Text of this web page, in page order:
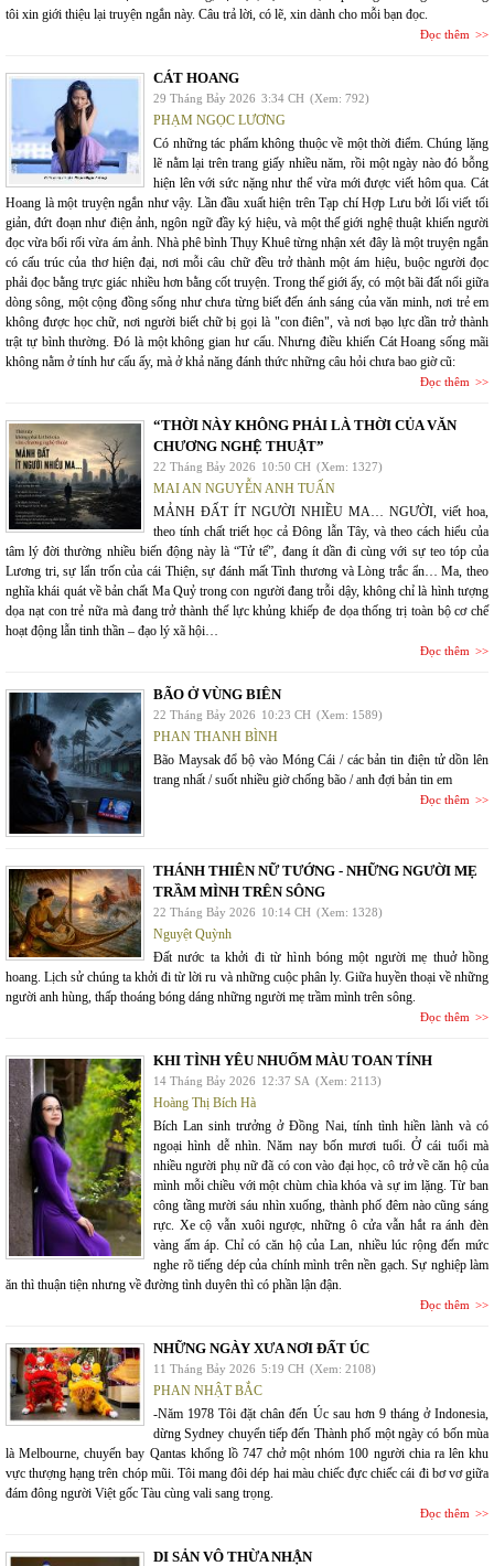
tôi xin giới thiệu lại truyện ngắn này. Câu trả lời, có lẽ, xin dành cho mỗi bạn đọc.
Đọc thêm
CÁT HOANG
29 Tháng Bảy 2026 3:34 CH (Xem: 792)
PHẠM NGỌC LƯƠNG
Có những tác phẩm không thuộc về một thời điểm. Chúng lặng
lẽ nằm lại trên trang giấy nhiều năm, rồi một ngày nào đó bỗng
hiện lên với sức nặng như thể vừa mới được viết hôm qua. Cát
Hoang là một truyện ngắn như vậy. Lần đầu xuất hiện trên Tạp chí Hợp Lưu bởi lối viết tối
giản, đứt đoạn như điện ảnh, ngôn ngữ đầy ký hiệu, và một thế giới nghệ thuật khiến người
đọc vừa bối rối vừa ám ảnh. Nhà phê bình Thụy Khuê từng nhận xét đây là một truyện ngắn
có cấu trúc của thơ hiện đại, nơi mỗi câu chữ đều trở thành một ám hiệu, buộc người đọc
phải đọc bằng trực giác nhiều hơn bằng cốt truyện. Trong thế giới ấy, có một bãi đất nổi giữa
dòng sông, một cộng đồng sống như chưa từng biết đến ánh sáng của văn minh, nơi trẻ em
không được học chữ, nơi người biết chữ bị gọi là "con điên", và nơi bạo lực dần trở thành
trật tự bình thường. Đó là một không gian hư cấu. Nhưng điều khiến Cát Hoang sống mãi
không nằm ở tính hư cấu ấy, mà ở khả năng đánh thức những câu hỏi chưa bao giờ cũ:
Đọc thêm
“THỜI NÀY KHÔNG PHẢI LÀ THỜI CỦA VĂN
CHƯƠNG NGHỆ THUẬT”
22 Tháng Bảy 2026 10:50 CH (Xem: 1327)
MAI AN NGUYỄN ANH TUẤN
MẢNH ĐẤT ÍT NGƯỜI NHIỀU MA… NGƯỜI, viết hoa,
theo tính chất triết học cả Đông lẫn Tây, và theo cách hiểu của
tâm lý đời thường nhiều biến động này là “Tử tế”, đang ít dần đi cùng với sự teo tóp của
Lương tri, sự lẩn trốn của cái Thiện, sự đánh mất Tình thương và Lòng trắc ẩn… Ma, theo
nghĩa khái quát về bản chất Ma Quỷ trong con người đang trỗi dậy, không chỉ là hình tượng
dọa nạt con trẻ nữa mà đang trở thành thế lực khủng khiếp đe dọa thống trị toàn bộ cơ chế
hoạt động lẫn tinh thần – đạo lý xã hội…
Đọc thêm
BÃO Ở VÙNG BIÊN
22 Tháng Bảy 2026 10:23 CH (Xem: 1589)
PHAN THANH BÌNH
Bão Maysak đổ bộ vào Móng Cái / các bản tin điện tử dồn lên
trang nhất / suốt nhiều giờ chống bão / anh đợi bản tin em
Đọc thêm
THÁNH THIÊN NỮ TƯỚNG - NHỮNG NGƯỜI MẸ
TRẦM MÌNH TRÊN SÔNG
22 Tháng Bảy 2026 10:14 CH (Xem: 1328)
Nguyệt Quỳnh
Đất nước ta khởi đi từ hình bóng một người mẹ thuở hồng
hoang. Lịch sử chúng ta khởi đi từ lời ru và những cuộc phân ly. Giữa huyền thoại về những
người anh hùng, thấp thoáng bóng dáng những người mẹ trầm mình trên sông.
Đọc thêm
KHI TÌNH YÊU NHUỐM MÀU TOAN TÍNH
14 Tháng Bảy 2026 12:37 SA (Xem: 2113)
Hoàng Thị Bích Hà
Bích Lan sinh trưởng ở Đồng Nai, tính tình hiền lành và có
ngoại hình dễ nhìn. Năm nay bốn mươi tuổi. Ở cái tuổi mà
nhiều người phụ nữ đã có con vào đại học, cô trở về căn hộ của
mình mỗi chiều với một chùm chìa khóa và sự im lặng. Từ ban
công tầng mười sáu nhìn xuống, thành phố đêm nào cũng sáng
rực. Xe cộ vẫn xuôi ngược, những ô cửa vẫn hắt ra ánh đèn
vàng ấm áp. Chỉ có căn hộ của Lan, nhiều lúc rộng đến mức
nghe rõ tiếng dép của chính mình trên nền gạch. Sự nghiệp làm
ăn thì thuận tiện nhưng về đường tình duyên thì có phần lận đận.
Đọc thêm
NHỮNG NGÀY XƯA NƠI ĐẤT ÚC
11 Tháng Bảy 2026 5:19 CH (Xem: 2108)
PHAN NHẬT BẮC
-Năm 1978 Tôi đặt chân đến Úc sau hơn 9 tháng ở Indonesia,
dừng Sydney chuyển tiếp đến Thành phố một ngày có bốn mùa
là Melbourne, chuyến bay Qantas khổng lồ 747 chở một nhóm 100 người chia ra lên khu
vực thượng hạng trên chóp mũi. Tôi mang đôi dép hai màu chiếc đực chiếc cái đi bơ vơ giữa
đám đông người Việt gốc Tàu cùng vali sang trọng.
Đọc thêm
DI SẢN VÔ THỪA NHẬN